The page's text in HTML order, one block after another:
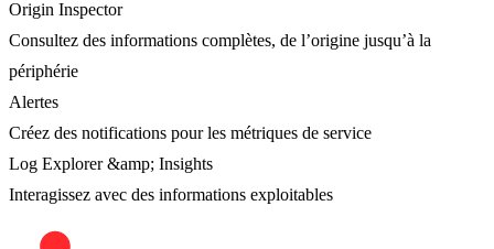
Origin Inspector
Consultez des informations complètes, de l’origine jusqu’à la
périphérie
Alertes
Créez des notifications pour les métriques de service
Log Explorer &amp; Insights
Interagissez avec des informations exploitables